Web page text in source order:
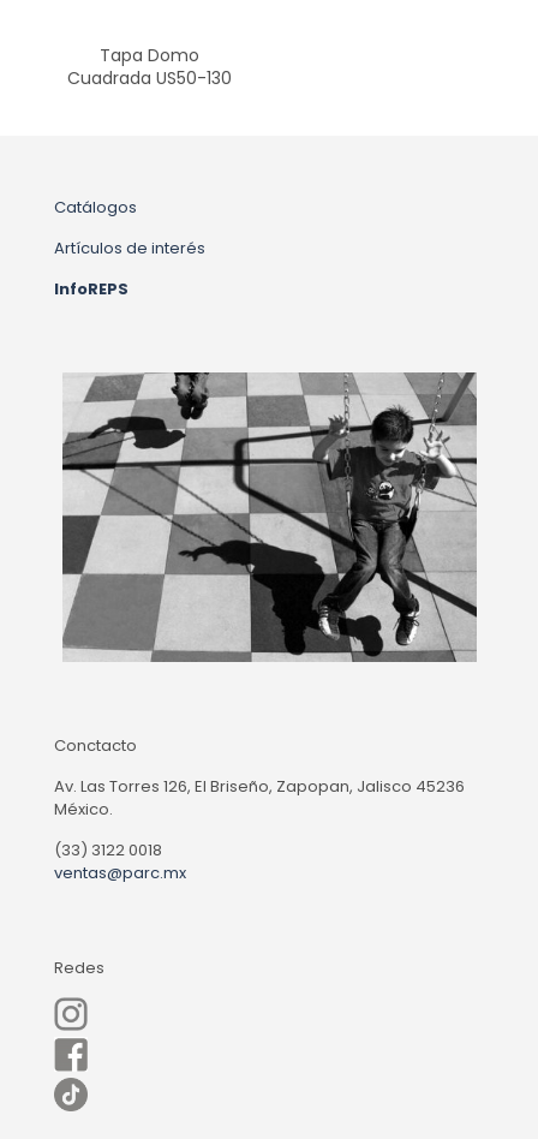
Tapa Domo
Cuadrada US50-130
Catálogos
Artículos de interés
InfoREPS
Conctacto
Av. Las Torres 126, El Briseño, Zapopan, Jalisco 45236
México.
(33) 3122 0018
ventas@parc.mx
Redes